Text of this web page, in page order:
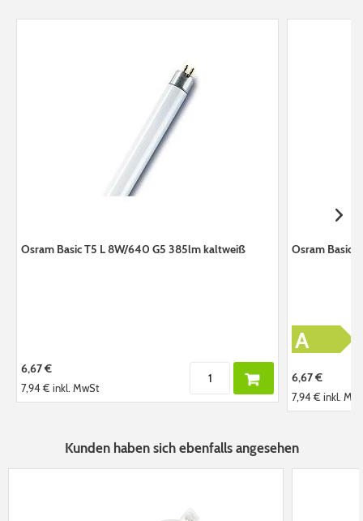
Osram Basic T5 L 8W/640 G5 385lm kaltweiß
6,67 €
7,94 € inkl. MwSt
Osram Basic
A
6,67 €
7,94 €inkl.
Kunden haben sich ebenfalls angesehen